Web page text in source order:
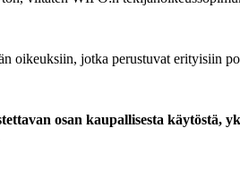
oikeuksiin, jotka perustuvat erityisiin
osan kaupallisesta käytöstä,